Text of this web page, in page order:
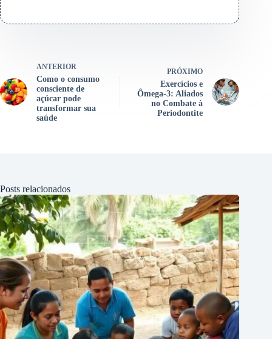
ANTERIOR
Como o consumo
consciente de
açúcar pode
transformar sua
saúde
PRÓXIMO
Exercícios e
Ômega-3: Aliados
no Combate à
Periodontite
Posts relacionados